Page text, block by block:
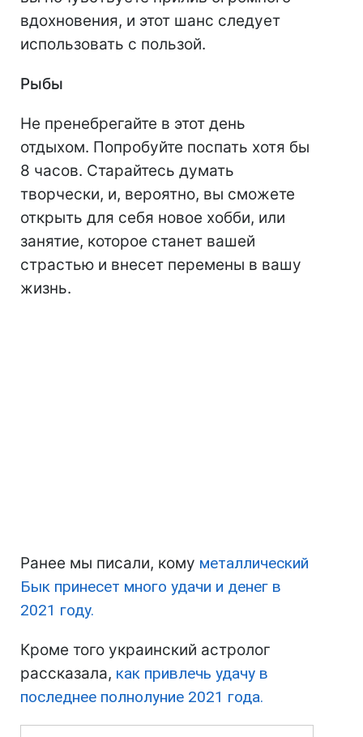
вдохновения, и этот шанс следует
использовать с пользой.
Рыбы
Не пренебрегайте в этот день
отдыхом. Попробуйте поспать хотя бы
8 часов. Старайтесь думать
творчески, и, вероятно, вы сможете
открыть для себя новое хобби, или
занятие, которое станет вашей
страстью и внесет перемены в вашу
жизнь.
Ранее мы писали, кому металлический
Бык принесет много удачи и денег в
2021 году.
Кроме того украинский астролог
рассказала, как привлечь удачу в
последнее полнолуние 2021 года.